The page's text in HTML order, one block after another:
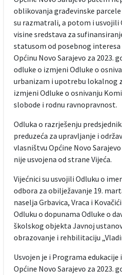
oblikovanja građevinske parcele
su razmatrali, a potom i usvojili
visine sredstava za
statusom od posebnog interesa
Općinu Novo Sarajevo za 2023.
odluke o izmjeni Odluke o
urbanizam i upotrebu lokalnog
izmjeni Odluke o osnivanju
slobode i rodnu ravnopravnost.
Odluka o razrješenju
preduzeća za upravljanje i
vlasništvu Općine Novo Sarajevo
nije usvojena od strane Vijeća.
Vijećnici su usvojili Odluku o
odbora za obilježavanje 19.
naselja Grbavica, Vraca i
Odluku o dopunama Odluke o
školskog objekta Javnoj
obrazovanje i rehbilitaciju
Usvojen je i Programa
Općine Novo Sarajevo za 2023.